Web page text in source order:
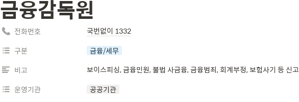
금융감독원
전화번호
국번없이 1332
구분
금융/세무
비고
보이스피싱, 금융민원, 불법 사금융, 금융범죄, 회계부정, 보험사기 등 신고
운영기관
공공기관